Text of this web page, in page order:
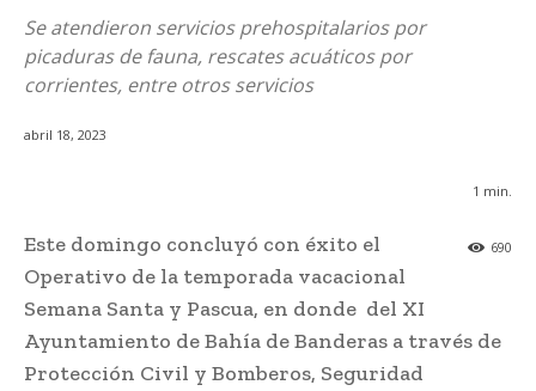
Se atendieron servicios prehospitalarios por
picaduras de fauna, rescates acuáticos por
corrientes, entre otros servicios
abril 18, 2023
1 min.
690
Este domingo concluyó con éxito el
Operativo de la temporada vacacional
Semana Santa y Pascua, en donde del XI
Ayuntamiento de Bahía de Banderas a través de
Protección Civil y Bomberos, Seguridad